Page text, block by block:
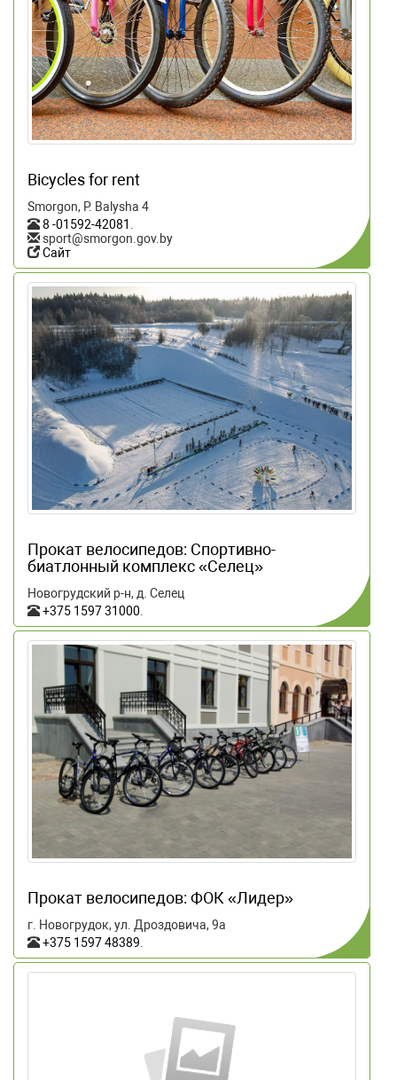
Bicycles for rent
Smorgon, P. Balysha 4
8 -01592-42081
sport@smorgon.gov.by
Сайт
Прокат велосипедов: Спортивно-
биатлонный комплекс «Селец»
Новогрудский р-н, д. Селец
+375 1597 31000
Прокат велосипедов: ФОК «Лидер»
г. Новогрудок, ул. Дроздовича, 9а
+375 1597 48389